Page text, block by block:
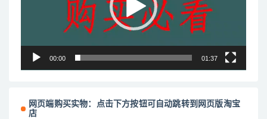
00:00 01:37
网页端购买实物：点击下方按钮可自动跳转到网页版淘宝
店